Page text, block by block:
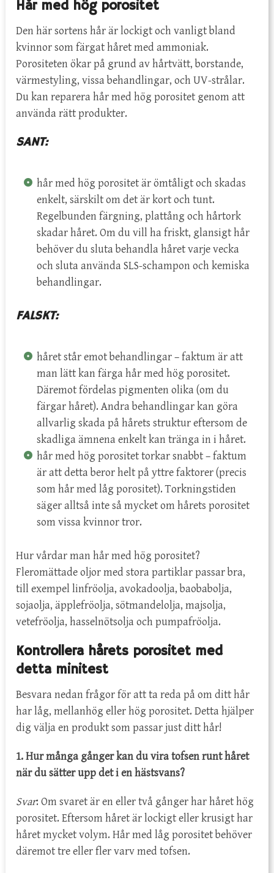
Hår med hög porositet
Den här sortens hår är lockigt och vanligt bland
kvinnor som färgat håret med ammoniak.
Porositeten ökar på grund av hårtvätt, borstande,
värmestyling, vissa behandlingar, och UV-strålar.
Du kan reparera hår med hög porositet genom att
använda rätt produkter.
SANT:
hår med hög porositet är ömtåligt och skadas
enkelt, särskilt om det är kort och tunt.
Regelbunden färgning, plattång och hårtork
skadar håret. Om du vill ha friskt, glansigt hår
behöver du sluta behandla håret varje vecka
och sluta använda SLS-schampon och kemiska
behandlingar.
FALSKT:
håret står emot behandlingar – faktum är att
man lätt kan färga hår med hög porositet.
Däremot fördelas pigmenten olika (om du
färgar håret). Andra behandlingar kan göra
allvarlig skada på hårets struktur eftersom de
skadliga ämnena enkelt kan tränga in i håret.
hår med hög porositet torkar snabbt – faktum
är att detta beror helt på yttre faktorer (precis
som hår med låg porositet). Torkningstiden
säger alltså inte så mycket om hårets porositet
som vissa kvinnor tror.
Hur vårdar man hår med hög porositet?
Fleromättade oljor med stora partiklar passar bra,
till exempel linfröolja, avokadoolja, baobabolja,
sojaolja, äpplefröolja, sötmandelolja, majsolja,
vetefröolja, hasselnötsolja och pumpafröolja.
Kontrollera hårets porositet med
detta minitest
Besvara nedan frågor för att ta reda på om ditt hår
har låg, mellanhög eller hög porositet. Detta hjälper
dig välja en produkt som passar just ditt hår!
1. Hur många gånger kan du vira tofsen runt håret
när du sätter upp det i en hästsvans?
Svar: Om svaret är en eller två gånger har håret hög
porositet. Eftersom håret är lockigt eller krusigt har
håret mycket volym. Hår med låg porositet behöver
däremot tre eller fler varv med tofsen.